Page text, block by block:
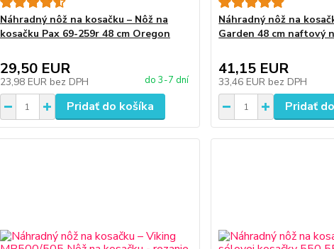
Náhradný nôž na kosačku – Nôž na
kosačku Pax 69-259r 48 cm Oregon
29,50 EUR
23,98 EUR bez DPH do 3-7 dní
Pridať do košíka
Náhradný nôž na
Garden 48 cm naftový
41,15 EUR
33,46 EUR bez DPH
Pridať